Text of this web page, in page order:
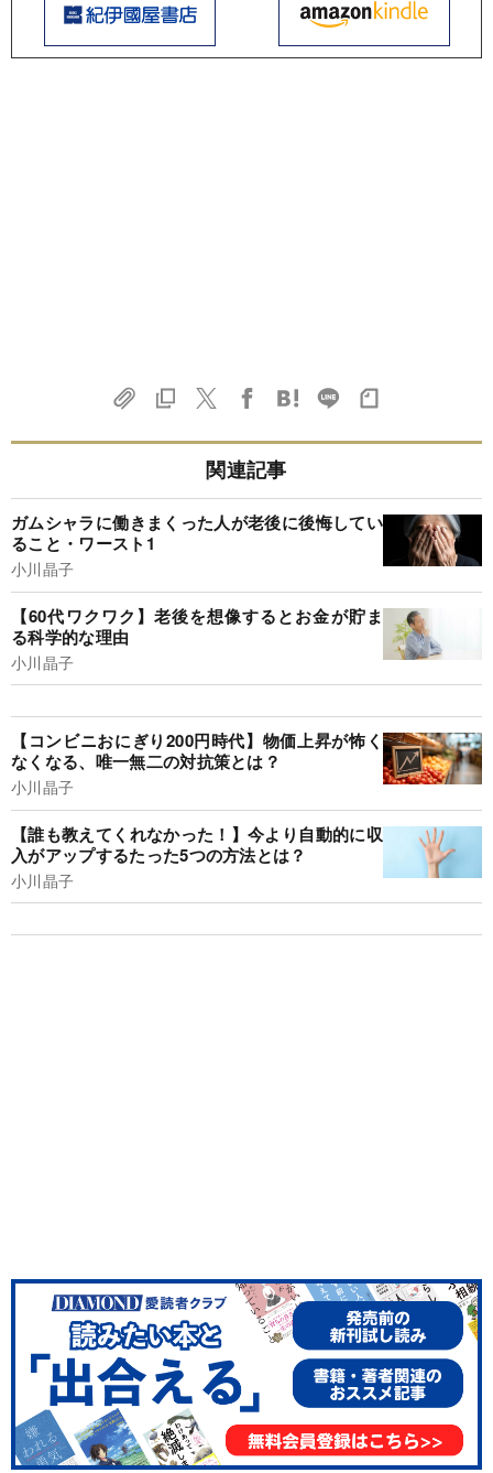
関連記事
ガムシャラに働きまくった人が老後に後悔してい
ること・ワースト1
小川晶子
【60代ワクワク】老後を想像するとお金が貯ま
る科学的な理由
小川晶子
【コンビニおにぎり200円時代】物価上昇が怖く
なくなる、唯一無二の対抗策とは？
小川晶子
【誰も教えてくれなかった！】今より自動的に収
入がアップするたった5つの方法とは？
小川晶子